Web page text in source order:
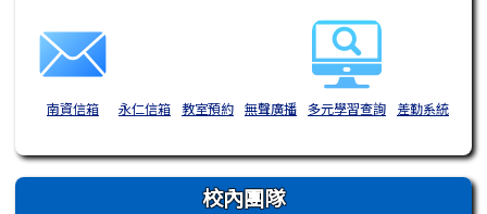
南資信箱 永仁信箱 教室預約 無聲廣播 多元學習查詢 差勤系統
校內團隊